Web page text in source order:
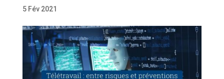
5 Fév 2021